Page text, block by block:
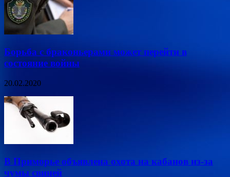
Борьба с браконьерами может перейти в
состояние войны
20.02.2020
В Приморье объявлена охота на кабанов из-за
чумы свиней